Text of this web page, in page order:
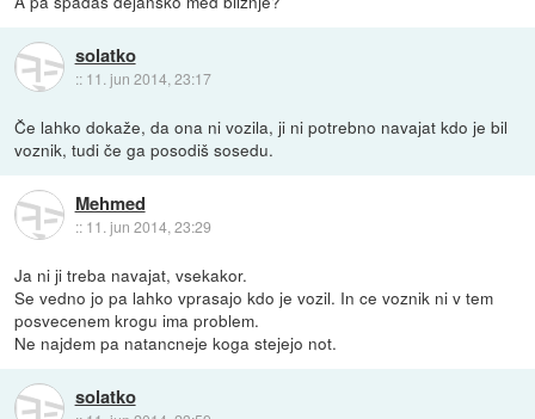
solatko
:: 11. jun 2014, 23:17
Če lahko dokaže, da ona ni vozila, ji ni potrebno navajat kdo je bil
voznik, tudi če ga posodiš sosedu.
Mehmed
:: 11. jun 2014, 23:29
Ja ni ji treba navajat, vsekakor.
Se vedno jo pa lahko vprasajo kdo je vozil. In ce voznik ni v tem
posvecenem krogu ima problem.
Ne najdem pa natancneje koga stejejo not.
solatko